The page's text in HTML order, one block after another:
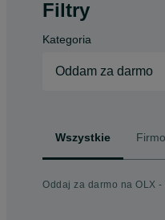
Filtry
Kategoria
Oddam za darmo
Wszystkie
Oddaj za darmo na OLX